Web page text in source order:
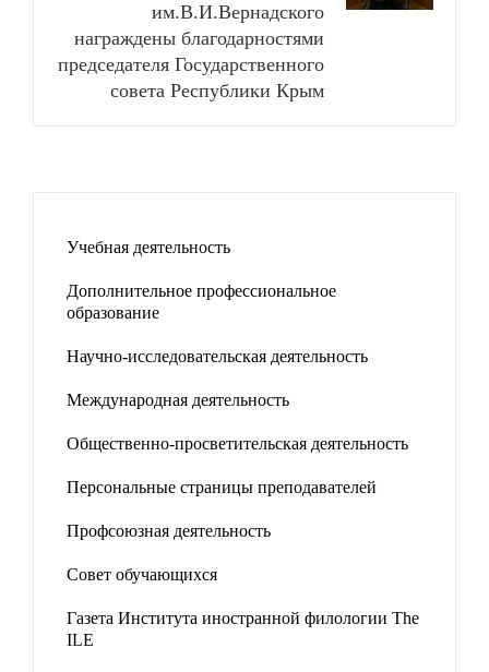
им.В.И.Вернадского
награждены благодарностями
председателя Государственного
совета Республики Крым
Учебная деятельность
Дополнительное профессиональное
образование
Научно-исследовательская деятельность
Международная деятельность
Общественно-просветительская деятельность
Персональные страницы преподавателей
Профсоюзная деятельность
Совет обучающихся
Газета Института иностранной филологии The
ILE